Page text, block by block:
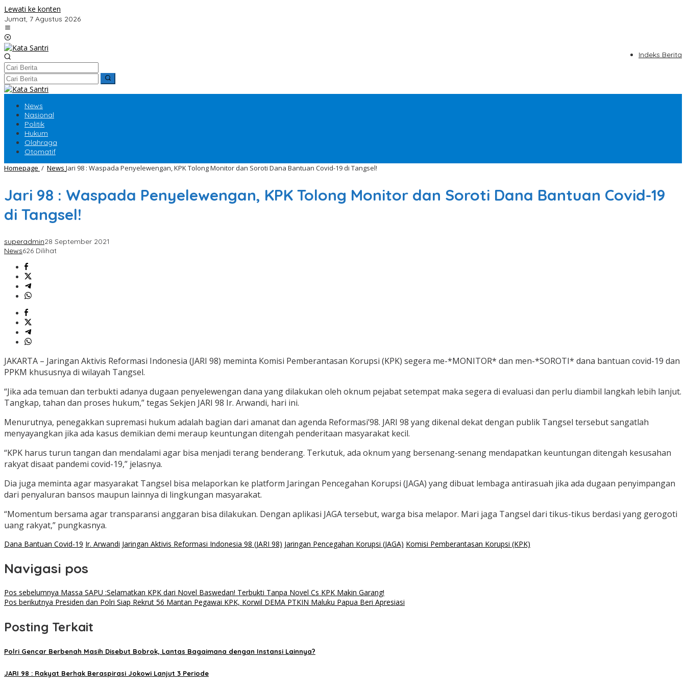
Lewati ke konten
Jumat, 7 Agustus 2026
Indeks Berita
News
Nasional
Politik
Hukum
Olahraga
Otomatif
Homepage / News Jari 98 : Waspada Penyelewengan, KPK Tolong Monitor dan Soroti Dana Bantuan Covid-19 di Tangsel!
Jari 98 : Waspada Penyelewengan, KPK Tolong Monitor dan Soroti Dana Bantuan Covid-19
di Tangsel!
superadmin28 September 2021
News626 Dilihat
JAKARTA – Jaringan Aktivis Reformasi Indonesia (JARI 98) meminta Komisi Pemberantasan Korupsi (KPK) segera me-*MONITOR* dan men-*SOROTI* dana bantuan covid-19 dan
PPKM khususnya di wilayah Tangsel.
“Jika ada temuan dan terbukti adanya dugaan penyelewengan dana yang dilakukan oleh oknum pejabat setempat maka segera di evaluasi dan perlu diambil langkah lebih lanjut.
Tangkap, tahan dan proses hukum,” tegas Sekjen JARI 98 Ir. Arwandi, hari ini.
Menurutnya, penegakkan supremasi hukum adalah bagian dari amanat dan agenda Reformasi’98. JARI 98 yang dikenal dekat dengan publik Tangsel tersebut sangatlah
menyayangkan jika ada kasus demikian demi meraup keuntungan ditengah penderitaan masyarakat kecil.
“KPK harus turun tangan dan mendalami agar bisa menjadi terang benderang. Terkutuk, ada oknum yang bersenang-senang mendapatkan keuntungan ditengah kesusahan
rakyat disaat pandemi covid-19,” jelasnya.
Dia juga meminta agar masyarakat Tangsel bisa melaporkan ke platform Jaringan Pencegahan Korupsi (JAGA) yang dibuat lembaga antirasuah jika ada dugaan penyimpangan
dari penyaluran bansos maupun lainnya di lingkungan masyarakat.
“Momentum bersama agar transparansi anggaran bisa dilakukan. Dengan aplikasi JAGA tersebut, warga bisa melapor. Mari jaga Tangsel dari tikus-tikus berdasi yang gerogoti
uang rakyat,” pungkasnya.
Dana Bantuan Covid-19 Ir. Arwandi Jaringan Aktivis Reformasi Indonesia 98 (JARI 98) Jaringan Pencegahan Korupsi (JAGA) Komisi Pemberantasan Korupsi (KPK)
Navigasi pos
Pos sebelumnya Massa SAPU :Selamatkan KPK dari Novel Baswedan! Terbukti Tanpa Novel Cs KPK Makin Garang!
Pos berikutnya Presiden dan Polri Siap Rekrut 56 Mantan Pegawai KPK, Korwil DEMA PTKIN Maluku Papua Beri Apresiasi
Posting Terkait
Polri Gencar Berbenah Masih Disebut Bobrok, Lantas Bagaimana dengan Instansi Lainnya?
JARI 98 : Rakyat Berhak Beraspirasi Jokowi Lanjut 3 Periode